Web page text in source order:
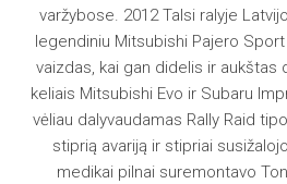
varžybose. 2012 Talsi ralyje
legendiniu Mitsubishi Pajero
vaizdas, kai gan didelis ir aukštas
keliais Mitsubishi Evo ir Subaru
vėliau dalyvaudamas Rally Raid
stiprią avariją ir stipriai
medikai pilnai suremontavo